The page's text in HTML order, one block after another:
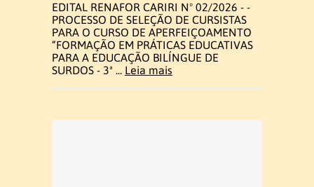
Gestão do curso
Coordenação e Comissão
EDITAL RENAFOR CARIRI Nº 02/2026 - -
PROCESSO DE SELEÇÃO DE CURSISTAS
PARA O CURSO DE APERFEIÇOAMENTO
“FORMAÇÃO EM PRÁTICAS EDUCATIVAS
PARA A EDUCAÇÃO BILÍNGUE DE
SURDOS - 3ª ... Leia mais